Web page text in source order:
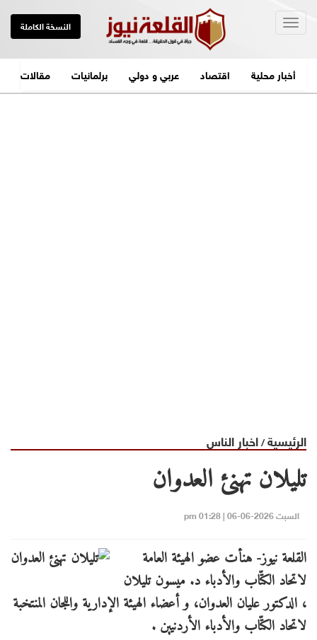
النسخة الكاملة
أخبار محلية اقتصاد عربي و دولي برلمانيات مقالات
الرئيسية/اخبار الناس
تليلان تهنئ العدوان
السبت 2026-06-06 | 01:28 pm
القلعة نيوز- هنأت عضو الهيئة العامة
لاتحاد الكتّاب والأدباء د. ميسون تليلان
، الدكتور عليان العدوان، و أعضاء الهيئة الإدارية واللجان المنتخبة
لاتحاد الكتّاب والأدباء الأردنيين .